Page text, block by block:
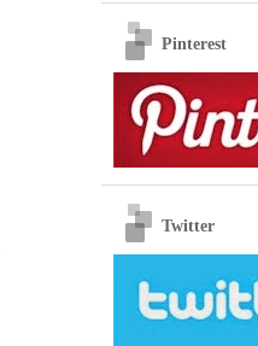
Pinterest
Twitter